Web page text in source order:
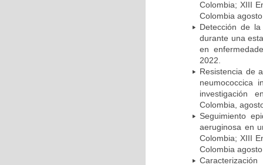
Colombia; XIII
Colombia
Detección de
durante una
en
2022.
Resistencia de
neumococcica
investigación
Colombia,
Seguimiento
aeruginosa en
Colombia; XIII
Colombia